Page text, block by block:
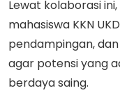
Lewat kolaborasi
mahasiswa KKN
pendampingan,
agar potensi yang
berdaya saing.